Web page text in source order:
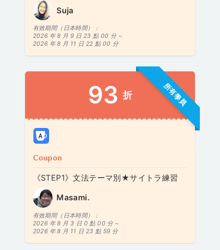
Suja
有效期間（日本時間）：
2026 年 8 月 9 日 23 點 00 分 ~
2026 年 8 月 11 日 22 點 00 分
所有學員
93 折
Coupon
《STEP1》文法テーマ別★サイトラ練習
Masami.
有效期間（日本時間）：
2026 年 8 月 3 日 0 點 00 分 ~
2026 年 8 月 11 日 23 點 59 分